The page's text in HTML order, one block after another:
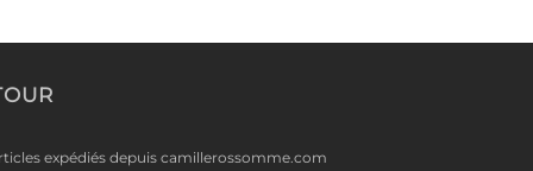
expédiés depuis camillerossomme.com